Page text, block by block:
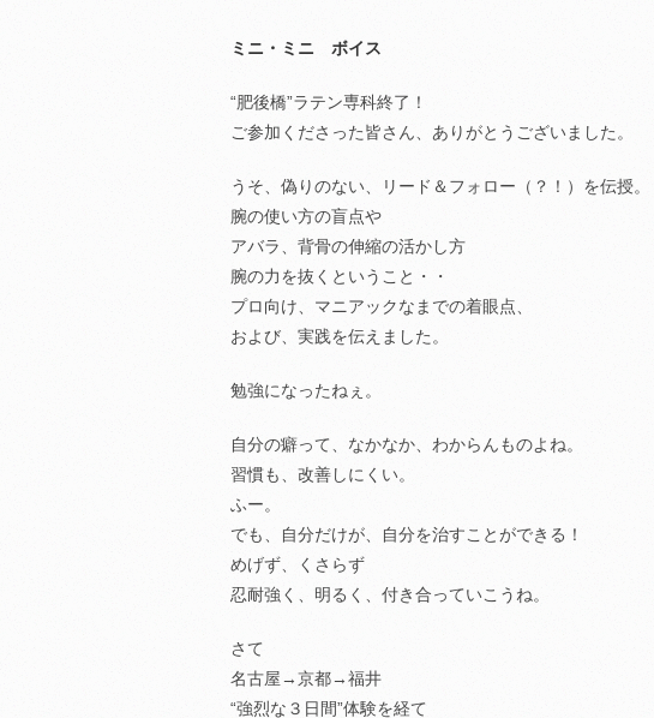
ミニ・ミニ ボイス
“肥後橋”ラテン専科終了！
ご参加くださった皆さん、ありがとうございました。
うそ、偽りのない、リード＆フォロー（？！）を伝授。
腕の使い方の盲点や
アバラ、背骨の伸縮の活かし方
腕の力を抜くということ・・
プロ向け、マニアックなまでの着眼点、
および、実践を伝えました。
勉強になったねぇ。
自分の癖って、なかなか、わからんものよね。
習慣も、改善しにくい。
ふー。
でも、自分だけが、自分を治すことができる！
めげず、くさらず
忍耐強く、明るく、付き合っていこうね。
さて
名古屋→京都→福井
“強烈な３日間”体験を経て